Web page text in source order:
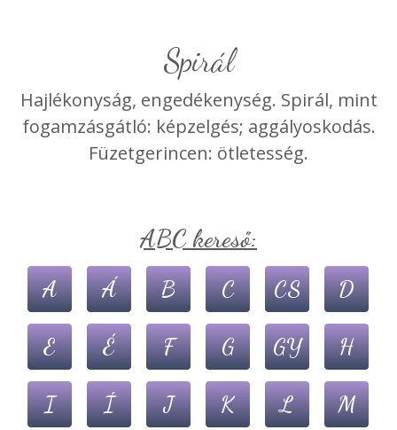
spirál
Hajlékonyság, engedékenység. Spirál, mint
fogamzásgátló: képzelgés; aggályoskodás.
Füzetgerincen: ötletesség.
ABC kereső:
A Á B C CS D
E É F G GY H
I Í J K L M